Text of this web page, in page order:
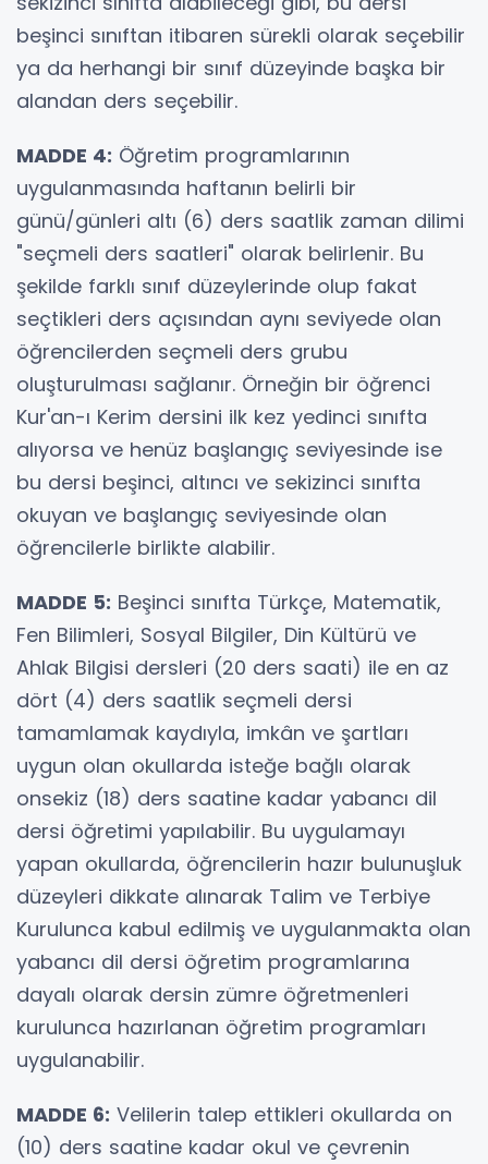
beşinci sınıftan itibaren sürekli olarak seçebilir
ya da herhangi bir sınıf düzeyinde başka bir
alandan ders seçebilir.
MADDE 4: Öğretim programlarının
uygulanmasında haftanın belirli bir
günü/günleri altı (6) ders saatlik zaman dilimi
"seçmeli ders saatleri" olarak belirlenir. Bu
şekilde farklı sınıf düzeylerinde olup fakat
seçtikleri ders açısından aynı seviyede olan
öğrencilerden seçmeli ders grubu
oluşturulması sağlanır. Örneğin bir öğrenci
Kur'an-ı Kerim dersini ilk kez yedinci sınıfta
alıyorsa ve henüz başlangıç seviyesinde ise
bu dersi beşinci, altıncı ve sekizinci sınıfta
okuyan ve başlangıç seviyesinde olan
öğrencilerle birlikte alabilir.
MADDE 5: Beşinci sınıfta Türkçe, Matematik,
Fen Bilimleri, Sosyal Bilgiler, Din Kültürü ve
Ahlak Bilgisi dersleri (20 ders saati) ile en az
dört (4) ders saatlik seçmeli dersi
tamamlamak kaydıyla, imkân ve şartları
uygun olan okullarda isteğe bağlı olarak
onsekiz (18) ders saatine kadar yabancı dil
dersi öğretimi yapılabilir. Bu uygulamayı
yapan okullarda, öğrencilerin hazır bulunuşluk
düzeyleri dikkate alınarak Talim ve Terbiye
Kurulunca kabul edilmiş ve uygulanmakta olan
yabancı dil dersi öğretim programlarına
dayalı olarak dersin zümre öğretmenleri
kurulunca hazırlanan öğretim programları
uygulanabilir.
MADDE 6: Velilerin talep ettikleri okullarda on
(10) ders saatine kadar okul ve çevrenin